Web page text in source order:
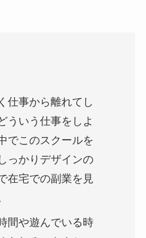
仕事から離れてし
ういう仕事をしよ
でこのスクールを
っかりデザインの
在宅での副業を見
間や遊んでいる時